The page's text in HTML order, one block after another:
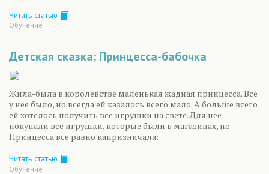
Читать статью
Обучение
Детская сказка: Принцесса-бабочка
Жила-была в королевстве маленькая жадная принцесса. Все
у нее было, но всегда ей казалось всего мало. А больше всего
ей хотелось получить все игрушки на свете. Для нее
покупали все игрушки, которые были в магазинах, но
Принцесса все равно капризничала:
Читать статью
Обучение